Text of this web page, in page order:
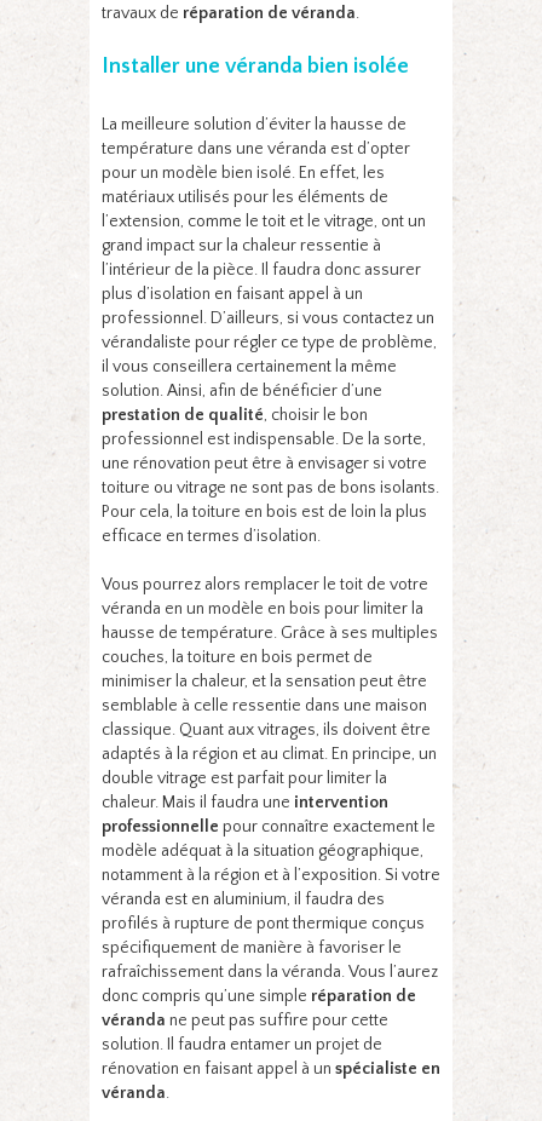
travaux de réparation de véranda.
Installer une véranda bien isolée
La meilleure solution d’éviter la hausse de
température dans une véranda est d’opter
pour un modèle bien isolé. En effet, les
matériaux utilisés pour les éléments de
l’extension, comme le toit et le vitrage, ont un
grand impact sur la chaleur ressentie à
l’intérieur de la pièce. Il faudra donc assurer
plus d’isolation en faisant appel à un
professionnel. D’ailleurs, si vous contactez un
vérandaliste pour régler ce type de problème,
il vous conseillera certainement la même
solution. Ainsi, afin de bénéficier d’une
prestation de qualité, choisir le bon
professionnel est indispensable. De la sorte,
une rénovation peut être à envisager si votre
toiture ou vitrage ne sont pas de bons isolants.
Pour cela, la toiture en bois est de loin la plus
efficace en termes d’isolation.
Vous pourrez alors remplacer le toit de votre
véranda en un modèle en bois pour limiter la
hausse de température. Grâce à ses multiples
couches, la toiture en bois permet de
minimiser la chaleur, et la sensation peut être
semblable à celle ressentie dans une maison
classique. Quant aux vitrages, ils doivent être
adaptés à la région et au climat. En principe, un
double vitrage est parfait pour limiter la
chaleur. Mais il faudra une intervention
professionnelle pour connaître exactement le
modèle adéquat à la situation géographique,
notamment à la région et à l’exposition. Si votre
véranda est en aluminium, il faudra des
profilés à rupture de pont thermique conçus
spécifiquement de manière à favoriser le
rafraîchissement dans la véranda. Vous l’aurez
donc compris qu’une simple réparation de
véranda ne peut pas suffire pour cette
solution. Il faudra entamer un projet de
rénovation en faisant appel à un spécialiste en
véranda.